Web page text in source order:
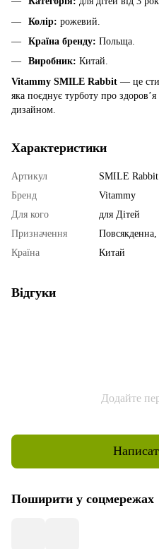
Колір: рожевий.
Країна бренду: Польща.
Виробник: Китай.
Vitammy SMILE Rabbit — це
яка поєднує турботу про
дизайном.
Характеристики
Артикул
SMILE Rabbit
Бренд
Vitammy
Для кого
для Дітей
Призначення
Країна
Китай
Відгуки
Додайте
Поширити у соцмережах